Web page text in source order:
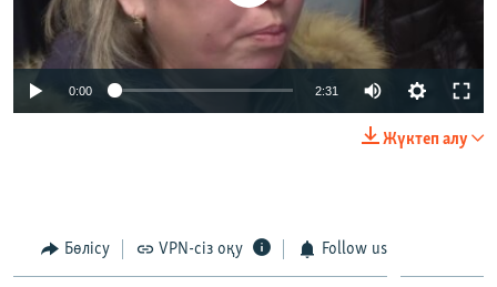
0:00 2:31
Жүктеп алу
Бөлісу VPN-сіз оқу Follow us